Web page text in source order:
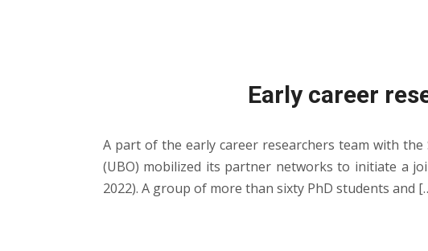
Early career
A part of the early career researchers team with
(UBO) mobilized its partner networks to initiate a
2022). A group of more than sixty PhD students and